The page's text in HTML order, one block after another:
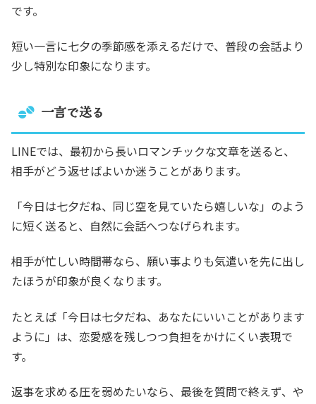
です。
短い一言に七夕の季節感を添えるだけで、普段の会話より
少し特別な印象になります。
一言で送る
LINEでは、最初から長いロマンチックな文章を送ると、
相手がどう返せばよいか迷うことがあります。
「今日は七夕だね、同じ空を見ていたら嬉しいな」のよう
に短く送ると、自然に会話へつなげられます。
相手が忙しい時間帯なら、願い事よりも気遣いを先に出し
たほうが印象が良くなります。
たとえば「今日は七夕だね、あなたにいいことがあります
ように」は、恋愛感を残しつつ負担をかけにくい表現で
す。
返事を求める圧を弱めたいなら、最後を質問で終えず、や